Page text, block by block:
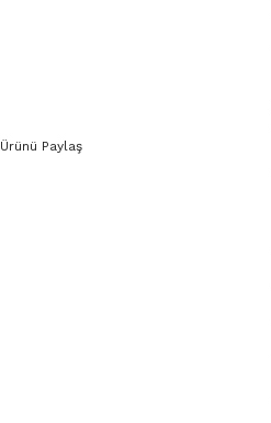
Ürünü Paylaş